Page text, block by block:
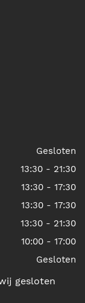
Gesloten
13:30 - 21:30
13:30 - 17:30
13:30 - 17:30
13:30 - 21:30
10:00 - 17:00
Gesloten
gesloten